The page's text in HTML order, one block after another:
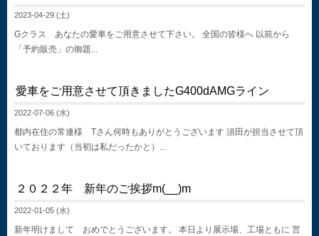
2023-04-29 (土)
Gクラス あなたの愛車をご用意させて下さい。 全国の皆様へ 以前から
「予約販売」の御題...
愛車をご用意させて頂きましたG400dAMGライン
2022-07-06 (水)
都内在住の常連様 Tさん何時もありがとうございます 須田が担当させて頂
いております（当初は私だったかと）...
２０２２年 新年のご挨拶m(__)m
2022-01-05 (水)
新年明けまして おめでとうございます。 本日より展示場、工場ともに 営